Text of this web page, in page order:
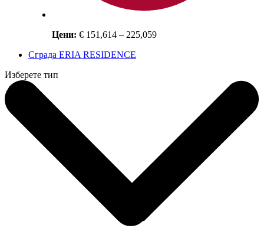
Цени: € 151,614 – 225,059
Сграда ERIA RESIDENCE
Изберете тип